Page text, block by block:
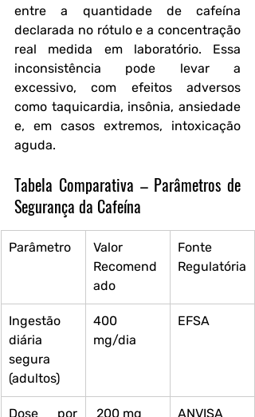
entre a quantidade de cafeína
declarada no rótulo e a concentração
real medida em laboratório. Essa
inconsistência pode levar a
excessivo, com efeitos adversos
como taquicardia, insônia, ansiedade
e, em casos extremos, intoxicação
aguda.
Tabela Comparativa – Parâmetros de
Segurança da Cafeína
Parâmetro
Valor
Recomend
ado
Fonte
Regulatória
Ingestão
diária
segura
(adultos)
400
mg/dia
EFSA
Dose por
200 mg ANVISA